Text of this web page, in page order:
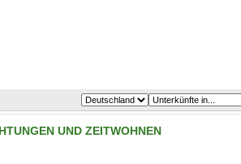
UND ZEITWOHNEN